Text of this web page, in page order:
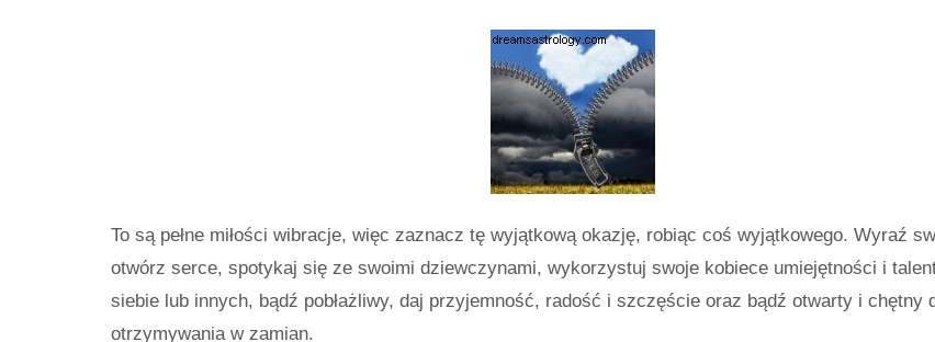
To są pełne miłości wibracje, więc zaznacz tę wyjątkową okazję, robiąc coś wyjątkowego. Wyraź
otwórz serce, spotykaj się ze swoimi dziewczynami, wykorzystuj swoje kobiece umiejętności i
siebie lub innych, bądź pobłażliwy, daj przyjemność, radość i szczęście oraz bądź otwarty i chętny
otrzymywania w zamian.